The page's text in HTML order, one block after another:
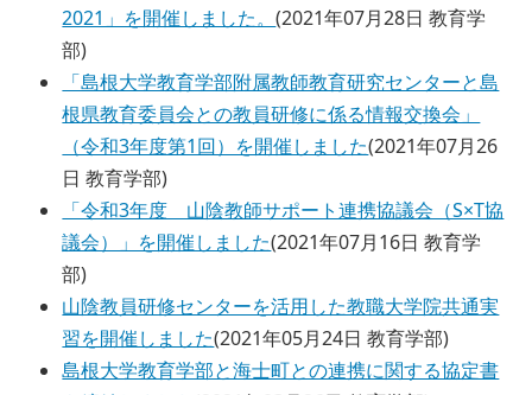
2021」を開催しました。(2021年07月28日 教育学
部)
「島根大学教育学部附属教師教育研究センターと島
根県教育委員会との教員研修に係る情報交換会」
（令和3年度第1回）を開催しました(2021年07月26
日 教育学部)
「令和3年度 山陰教師サポート連携協議会（S×T協
議会）」を開催しました(2021年07月16日 教育学
部)
山陰教員研修センターを活用した教職大学院共通実
習を開催しました(2021年05月24日 教育学部)
島根大学教育学部と海士町との連携に関する協定書